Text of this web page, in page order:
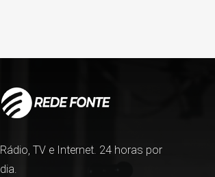
Rádio, TV e Internet. 24 horas por
dia.